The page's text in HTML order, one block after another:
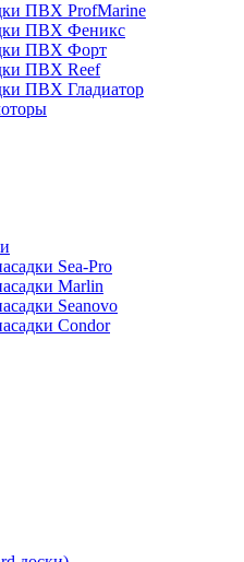
ПВХ ProfMarine
ПВХ Феникс
ПВХ Форт
ПВХ Reef
ПВХ Гладиатор
Sea-Pro
Marlin
Seanovo
Condor